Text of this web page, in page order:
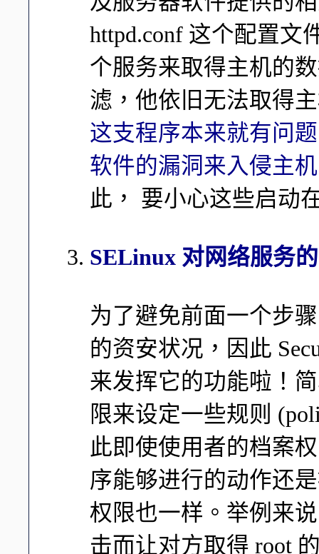
httpd.conf 这个配置文
个服务来取得主机的
滤，他依旧无法取得
这支程序本来就有问
软件的漏洞来入侵主
此， 要小心这些启动
SELinux 对网络服务
为了避免前面一个步
的资安状况，因此
来发挥它的功能啦！
限来设定一些规则
此即使使用者的档案
序能够进行的动作还
权限也一样。举例来
击而让对方取得 root